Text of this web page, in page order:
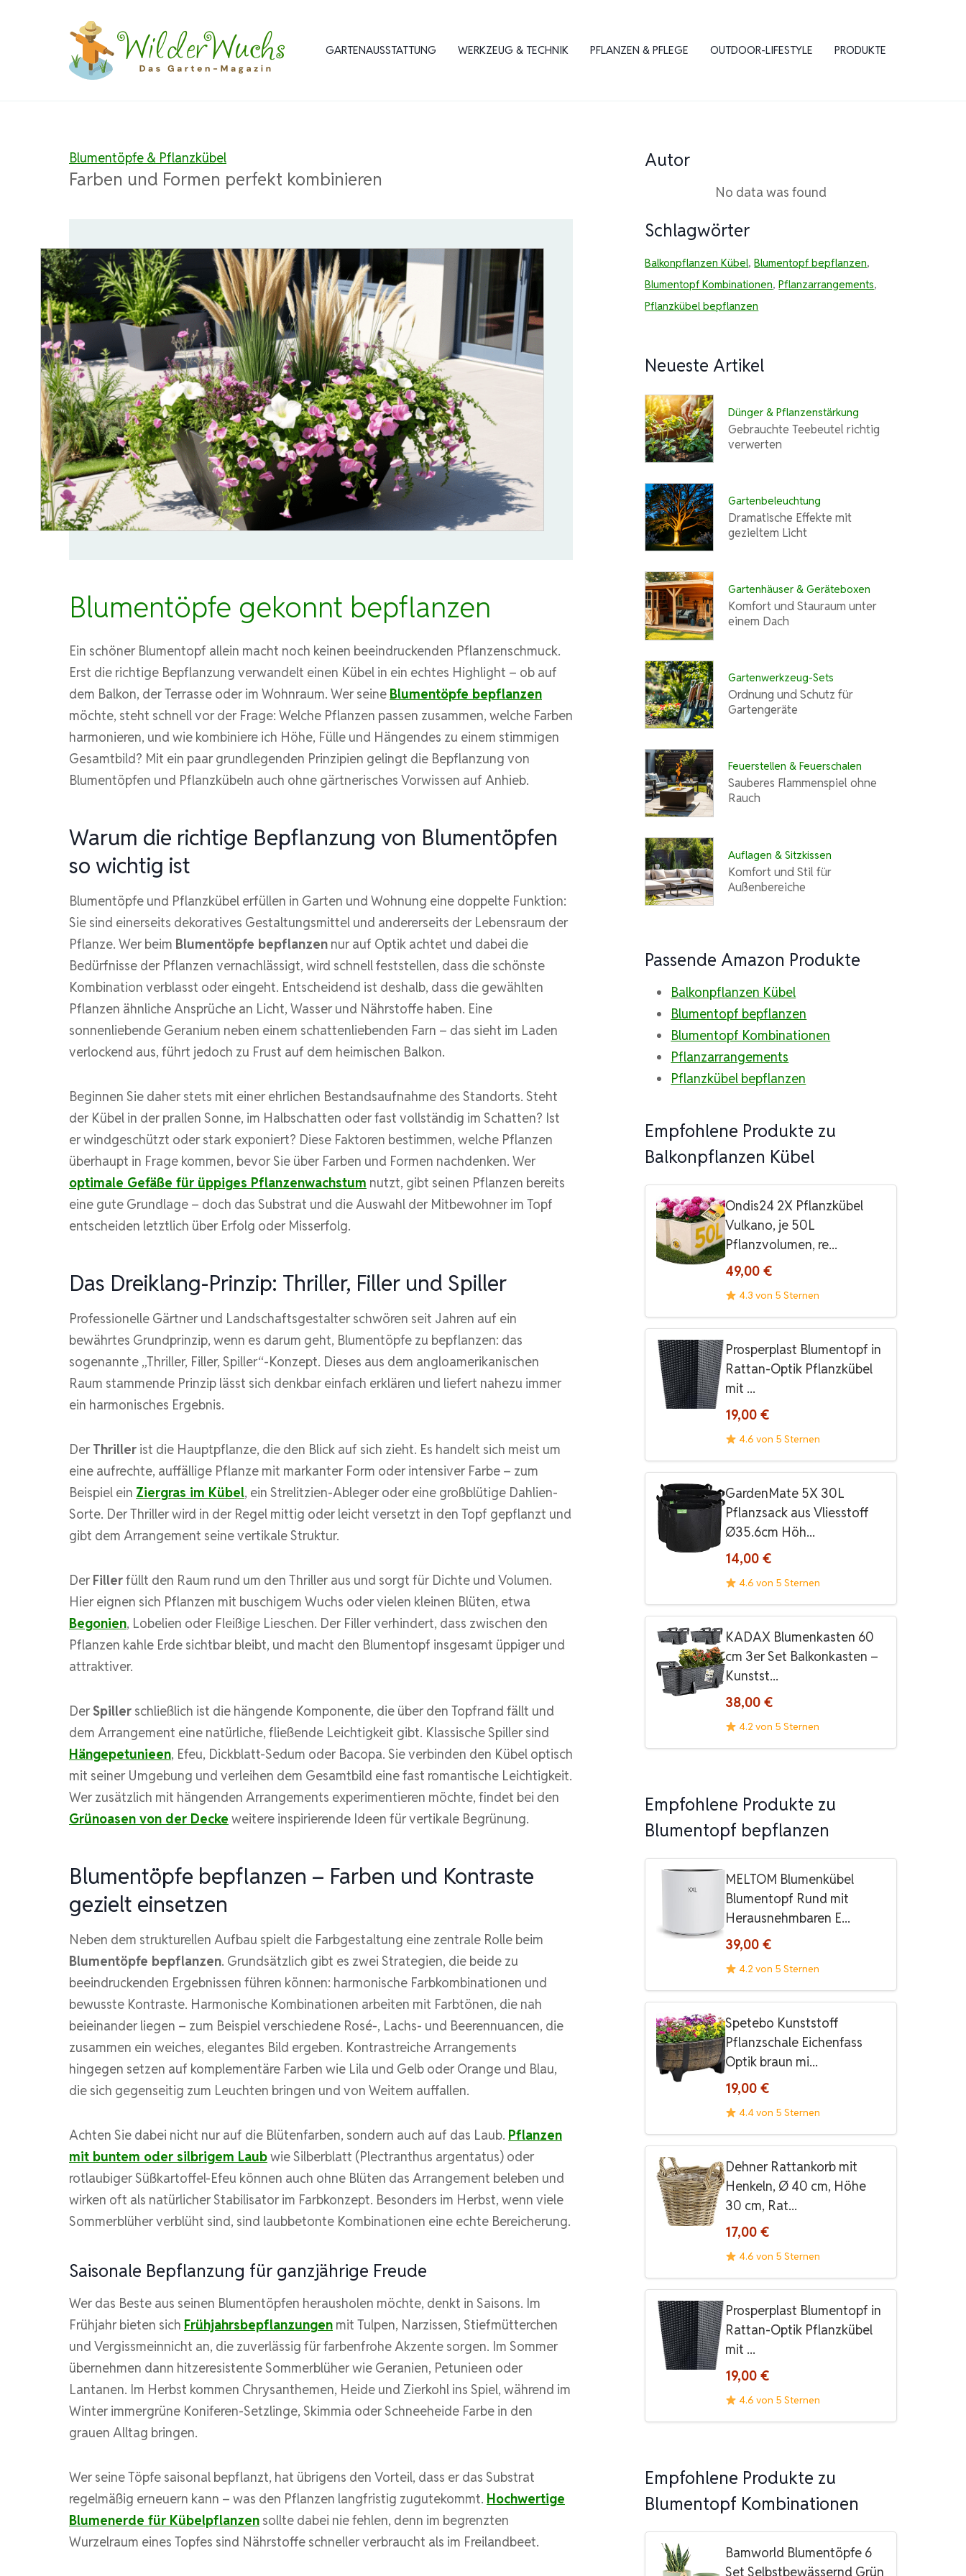
GARTENAUSSTATTUNG WERKZEUG & TECHNIK PFLANZEN & PFLEGE OUTDOOR-LIFESTYLE PRODUKTE
Blumentöpfe & Pflanzkübel
Farben und Formen perfekt kombinieren
Blumentöpfe gekonnt bepflanzen
Ein schöner Blumentopf allein macht noch keinen beeindruckenden Pflanzenschmuck.
Erst die richtige Bepflanzung verwandelt einen Kübel in ein echtes Highlight – ob auf
dem Balkon, der Terrasse oder im Wohnraum. Wer seine Blumentöpfe bepflanzen
möchte, steht schnell vor der Frage: Welche Pflanzen passen zusammen, welche Farben
harmonieren, und wie kombiniere ich Höhe, Fülle und Hängendes zu einem stimmigen
Gesamtbild? Mit ein paar grundlegenden Prinzipien gelingt die Bepflanzung von
Blumentöpfen und Pflanzkübeln auch ohne gärtnerisches Vorwissen auf Anhieb.
Warum die richtige Bepflanzung von Blumentöpfen
so wichtig ist
Blumentöpfe und Pflanzkübel erfüllen in Garten und Wohnung eine doppelte Funktion:
Sie sind einerseits dekoratives Gestaltungsmittel und andererseits der Lebensraum der
Pflanze. Wer beim Blumentöpfe bepflanzen nur auf Optik achtet und dabei die
Bedürfnisse der Pflanzen vernachlässigt, wird schnell feststellen, dass die schönste
Kombination verblasst oder eingeht. Entscheidend ist deshalb, dass die gewählten
Pflanzen ähnliche Ansprüche an Licht, Wasser und Nährstoffe haben. Eine
sonnenliebende Geranium neben einem schattenliebenden Farn – das sieht im Laden
verlockend aus, führt jedoch zu Frust auf dem heimischen Balkon.
Beginnen Sie daher stets mit einer ehrlichen Bestandsaufnahme des Standorts. Steht
der Kübel in der prallen Sonne, im Halbschatten oder fast vollständig im Schatten? Ist
er windgeschützt oder stark exponiert? Diese Faktoren bestimmen, welche Pflanzen
überhaupt in Frage kommen, bevor Sie über Farben und Formen nachdenken. Wer
optimale Gefäße für üppiges Pflanzenwachstum nutzt, gibt seinen Pflanzen bereits
eine gute Grundlage – doch das Substrat und die Auswahl der Mitbewohner im Topf
entscheiden letztlich über Erfolg oder Misserfolg.
Das Dreiklang-Prinzip: Thriller, Filler und Spiller
Professionelle Gärtner und Landschaftsgestalter schwören seit Jahren auf ein
bewährtes Grundprinzip, wenn es darum geht, Blumentöpfe zu bepflanzen: das
sogenannte „Thriller, Filler, Spiller“-Konzept. Dieses aus dem angloamerikanischen
Raum stammende Prinzip lässt sich denkbar einfach erklären und liefert nahezu immer
ein harmonisches Ergebnis.
DerThriller ist die Hauptpflanze, die den Blick auf sich zieht. Es handelt sich meist um
eine aufrechte, auffällige Pflanze mit markanter Form oder intensiver Farbe – zum
Beispiel ein Ziergras im Kübel, ein Strelitzien-Ableger oder eine großblütige Dahlien-
Sorte. Der Thriller wird in der Regel mittig oder leicht versetzt in den Topf gepflanzt und
gibt dem Arrangement seine vertikale Struktur.
DerFillerfüllt den Raum rund um den Thriller aus und sorgt für Dichte und Volumen.
Hier eignen sich Pflanzen mit buschigem Wuchs oder vielen kleinen Blüten, etwa
Begonien, Lobelien oder Fleißige Lieschen. Der Filler verhindert, dass zwischen den
Pflanzen kahle Erde sichtbar bleibt, und macht den Blumentopf insgesamt üppiger und
attraktiver.
DerSpiller schließlich ist die hängende Komponente, die über den Topfrand fällt und
dem Arrangement eine natürliche, fließende Leichtigkeit gibt. Klassische Spiller sind
Hängepetunieen, Efeu, Dickblatt-Sedum oder Bacopa. Sie verbinden den Kübel optisch
mit seiner Umgebung und verleihen dem Gesamtbild eine fast romantische Leichtigkeit.
Wer zusätzlich mit hängenden Arrangements experimentieren möchte, findet bei den
Grünoasen von der Decke weitere inspirierende Ideen für vertikale Begrünung.
Blumentöpfe bepflanzen – Farben und Kontraste
gezielt einsetzen
Neben dem strukturellen Aufbau spielt die Farbgestaltung eine zentrale Rolle beim
Blumentöpfe bepflanzen. Grundsätzlich gibt es zwei Strategien, die beide zu
beeindruckenden Ergebnissen führen können: harmonische Farbkombinationen und
bewusste Kontraste. Harmonische Kombinationen arbeiten mit Farbtönen, die nah
beieinander liegen – zum Beispiel verschiedene Rosé-, Lachs- und Beerennuancen, die
zusammen ein weiches, elegantes Bild ergeben. Kontrastreiche Arrangements
hingegen setzen auf komplementäre Farben wie Lila und Gelb oder Orange und Blau,
die sich gegenseitig zum Leuchten bringen und von Weitem auffallen.
Achten Sie dabei nicht nur auf die Blütenfarben, sondern auch auf das Laub. Pflanzen
mit buntem oder silbrigem Laubwie Silberblatt (Plectranthus argentatus) oder
rotlaubiger Süßkartoffel-Efeu können auch ohne Blüten das Arrangement beleben und
wirken oft als natürlicher Stabilisator im Farbkonzept. Besonders im Herbst, wenn viele
Sommerblüher verblüht sind, sind laubbetonte Kombinationen eine echte Bereicherung.
Saisonale Bepflanzung für ganzjährige Freude
Wer das Beste aus seinen Blumentöpfen herausholen möchte, denkt in Saisons. Im
Frühjahr bieten sich Frühjahrsbepflanzungen mit Tulpen, Narzissen, Stiefmütterchen
und Vergissmeinnicht an, die zuverlässig für farbenfrohe Akzente sorgen. Im Sommer
übernehmen dann hitzeresistente Sommerblüher wie Geranien, Petunieen oder
Lantanen. Im Herbst kommen Chrysanthemen, Heide und Zierkohl ins Spiel, während im
Winter immergrüne Koniferen-Setzlinge, Skimmia oder Schneeheide Farbe in den
grauen Alltag bringen.
Wer seine Töpfe saisonal bepflanzt, hat übrigens den Vorteil, dass er das Substrat
regelmäßig erneuern kann – was den Pflanzen langfristig zugutekommt. Hochwertige
Blumenerde für Kübelpflanzen sollte dabei nie fehlen, denn im begrenzten
Wurzelraum eines Topfes sind Nährstoffe schneller verbraucht als im Freilandbeet.
Autor
No data was found
Schlagwörter
Balkonpflanzen Kübel, Blumentopf bepflanzen,
Blumentopf Kombinationen, Pflanzarrangements,
Pflanzkübel bepflanzen
Neueste Artikel
Dünger & Pflanzenstärkung
Gebrauchte Teebeutel richtig
verwerten
Gartenbeleuchtung
Dramatische Effekte mit
gezieltem Licht
Gartenhäuser & Geräteboxen
Komfort und Stauraum unter
einem Dach
Gartenwerkzeug-Sets
Ordnung und Schutz für
Gartengeräte
Feuerstellen & Feuerschalen
Sauberes Flammenspiel ohne
Rauch
Auflagen & Sitzkissen
Komfort und Stil für
Außenbereiche
Passende Amazon Produkte
Balkonpflanzen Kübel
Blumentopf bepflanzen
Blumentopf Kombinationen
Pflanzarrangements
Pflanzkübel bepflanzen
Empfohlene Produkte zu
Balkonpflanzen Kübel
Ondis24 2X Pflanzkübel
Vulkano, je 50L
Pflanzvolumen, re...
49,00 €
4.3 von 5 Sternen
Prosperplast Blumentopf in
Rattan-Optik Pflanzkübel
mit ...
19,00 €
4.6 von 5 Sternen
GardenMate 5X 30L
Pflanzsack aus Vliesstoff
Ø35.6cm Höh...
14,00 €
4.6 von 5 Sternen
KADAX Blumenkasten 60
cm 3er Set Balkonkasten –
Kunstst...
38,00 €
4.2 von 5 Sternen
Empfohlene Produkte zu
Blumentopf bepflanzen
MELTOM Blumenkübel
Blumentopf Rund mit
Herausnehmbaren E...
39,00 €
4.2 von 5 Sternen
Spetebo Kunststoff
Pflanzschale Eichenfass
Optik braun mi...
19,00 €
4.4 von 5 Sternen
Dehner Rattankorb mit
Henkeln, Ø 40 cm, Höhe
30 cm, Rat...
17,00 €
4.6 von 5 Sternen
Prosperplast Blumentopf in
Rattan-Optik Pflanzkübel
mit ...
19,00 €
4.6 von 5 Sternen
Empfohlene Produkte zu
Blumentopf Kombinationen
Bamworld Blumentöpfe 6
Set Selbstbewässernd Grün